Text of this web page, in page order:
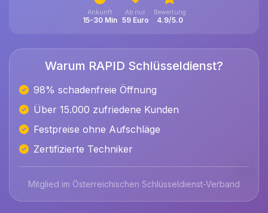
Ankunft
15-30 Min
Ab nur
59 Euro
Bewertung
4.9/5.0
Warum RAPID Schlüsseldienst?
98% schadenfreie Öffnung
Über 15.000 zufriedene Kunden
Festpreise ohne Aufschläge
Zertifizierte Techniker
Mitglied im Österreichischen Schlüsseldienst-Verband